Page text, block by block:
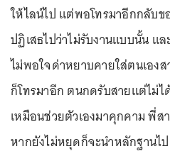
ให้ไลน์ไป แต่พอโทรมาอีกกลับ
ปฏิเสธไปว่าไม่รับงานแบบนั้น แ
ไม่พอใจด่าหยาบคายใส่ตนเอง
ก็โทรมาอีก ตนกดรับสายแต่ไม่ไ
เหมือนช่วยตัวเองมาคุกคาม พี่
หากยังไม่หยุดก็จะนำหลักฐานไ